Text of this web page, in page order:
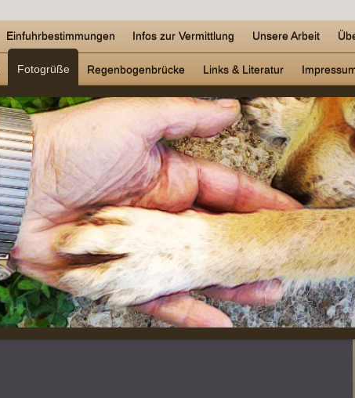
Einfuhrbestimmungen Infos zur Vermittlung Unsere Arbeit
Fotogrüße Regenbogenbrücke Links & Literatur